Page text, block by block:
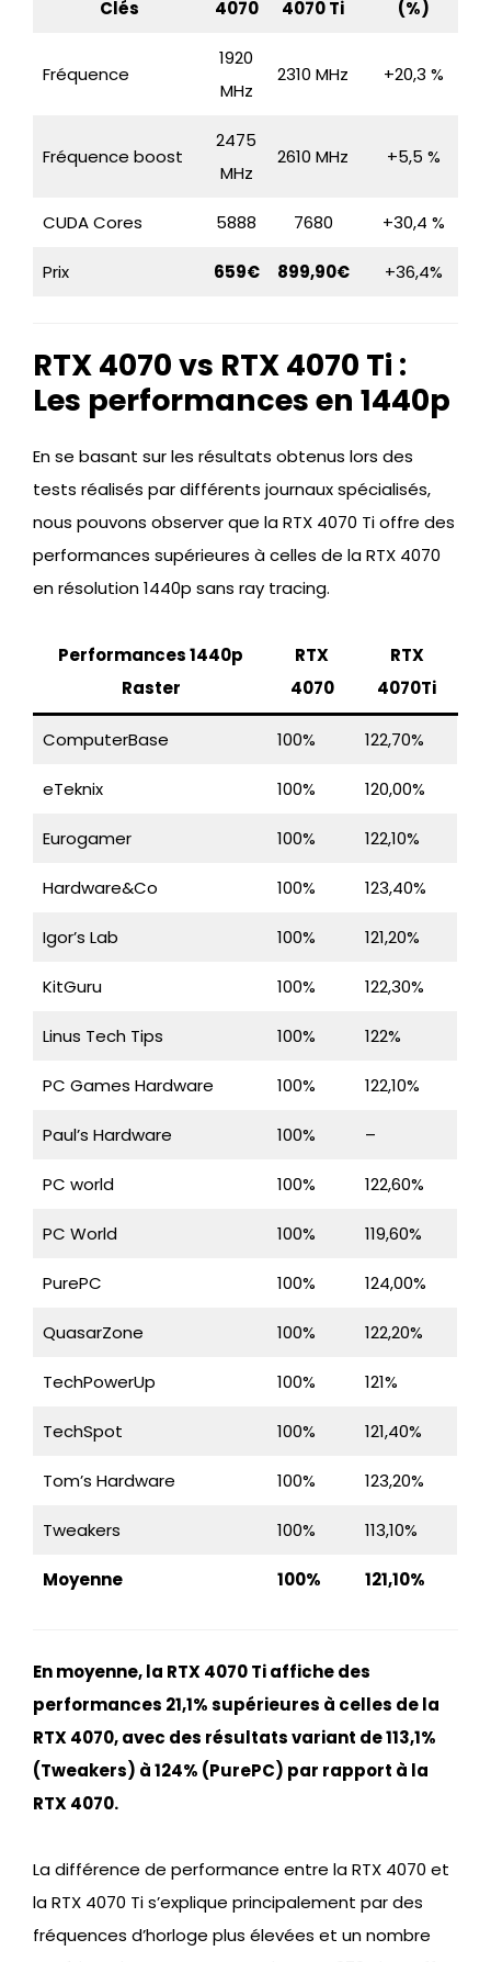
Clés 4070 4070 Ti (%)
Fréquence
1920
MHz
2310 MHz +20,3 %
Fréquence boost
2475
MHz
2610 MHz +5,5 %
CUDA Cores 5888 7680 +30,4 %
Prix 659€ 899,90€ +36,4%
RTX 4070 vs RTX 4070 Ti :
Les performances en 1440p
En se basant sur les résultats obtenus lors des
tests réalisés par différents journaux spécialisés,
nous pouvons observer que la RTX 4070 Ti offre des
performances supérieures à celles de la RTX 4070
en résolution 1440p sans ray tracing.
Performances 1440p
Raster
RTX
4070
RTX
4070Ti
ComputerBase 100% 122,70%
eTeknix 100% 120,00%
Eurogamer 100% 122,10%
Hardware&Co 100% 123,40%
Igor’s Lab 100% 121,20%
KitGuru 100% 122,30%
Linus Tech Tips 100% 122%
PC Games Hardware 100% 122,10%
Paul’s Hardware 100% –
PC world 100% 122,60%
PC World 100% 119,60%
PurePC 100% 124,00%
QuasarZone 100% 122,20%
TechPowerUp 100% 121%
TechSpot 100% 121,40%
Tom’s Hardware 100% 123,20%
Tweakers 100% 113,10%
Moyenne 100% 121,10%
En moyenne, la RTX 4070 Ti affiche des
performances 21,1% supérieures à celles de la
RTX 4070, avec des résultats variant de 113,1%
(Tweakers) à 124% (PurePC) par rapport à la
RTX 4070.
La différence de performance entre la RTX 4070 et
la RTX 4070 Ti s’explique principalement par des
fréquences d’horloge plus élevées et un nombre